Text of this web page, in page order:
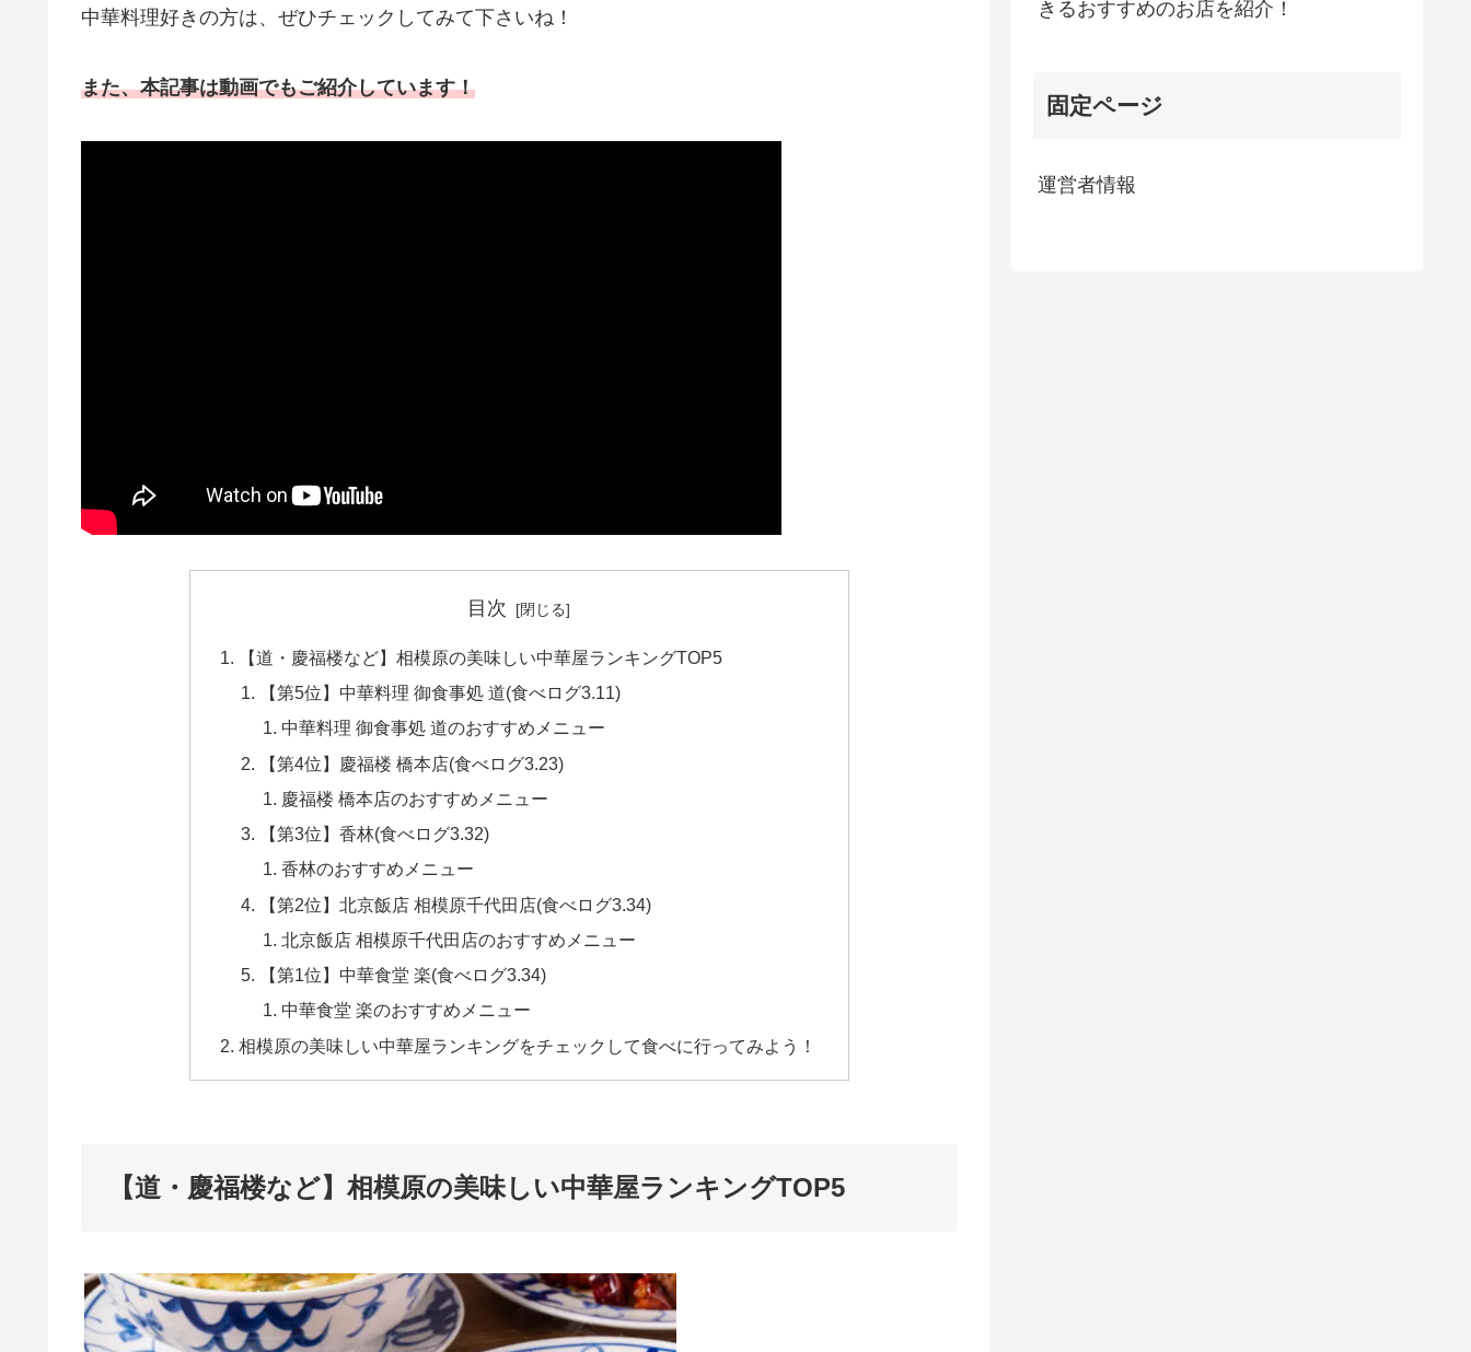
中華料理好きの方は、ぜひチェックしてみて下さいね！
また、本記事は動画でもご紹介しています！
目次
【道・慶福楼など】相模原の美味しい中華屋ランキングTOP5
【第5位】中華料理 御食事処 道(食べログ3.11)
中華料理 御食事処 道のおすすめメニュー
【第4位】慶福楼 橋本店(食べログ3.23)
慶福楼 橋本店のおすすめメニュー
【第3位】香林(食べログ3.32)
香林のおすすめメニュー
【第2位】北京飯店 相模原千代田店(食べログ3.34)
北京飯店 相模原千代田店のおすすめメニュー
【第1位】中華食堂 楽(食べログ3.34)
中華食堂 楽のおすすめメニュー
相模原の美味しい中華屋ランキングをチェックして食べに行ってみよう！
【道・慶福楼など】相模原の美味しい中華屋ランキングTOP5
きるおすすめのお店を紹介！
固定ページ
運営者情報